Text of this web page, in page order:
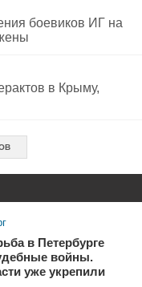
боевиков ИГ на
в Крыму,
в Петербурге
войны.
уже укрепили